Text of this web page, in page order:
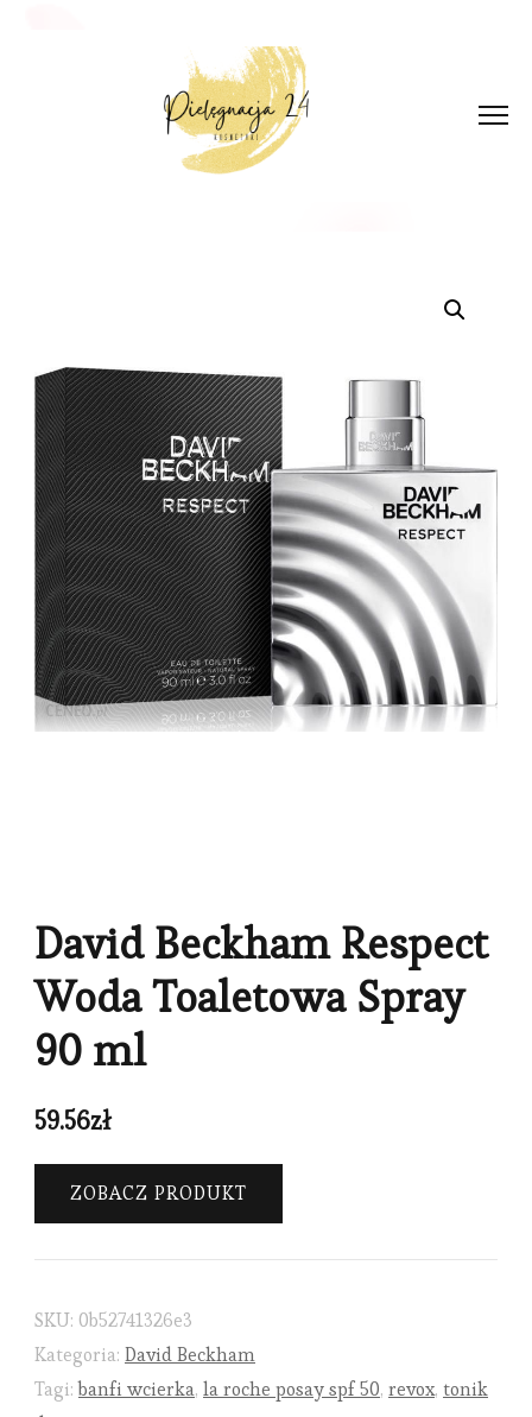
David Beckham Respect
Woda Toaletowa Spray
90 ml
59.56zł
ZOBACZ PRODUKT
SKU: 0b52741326e3
Kategoria: David Beckham
Tagi:banfi wcierka, la roche posay spf 50, revox, tonik